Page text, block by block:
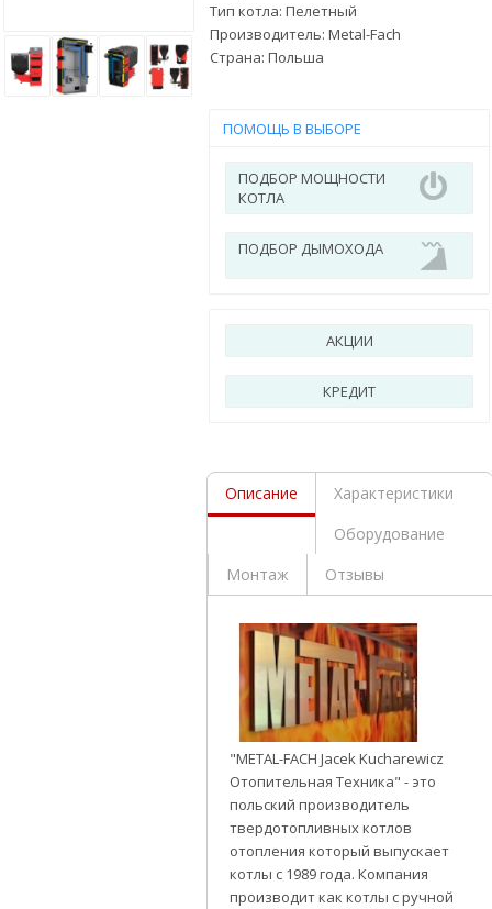
Тип котла: Пелетный
Производитель: Metal-Fach
Страна: Польша
ПОМОЩЬ В ВЫБОРЕ
ПОДБОР МОЩНОСТИ
КОТЛА
ПОДБОР ДЫМОХОДА
АКЦИИ
КРЕДИТ
Описание
Характеристики
Оборудование
Монтаж
Отзывы
"METAL-FACH Jacek Kucharewicz
Отопительная Техника" - это
польский производитель
твердотопливных котлов
отопления который выпускает
котлы с 1989 года. Компания
производит как котлы с ручной